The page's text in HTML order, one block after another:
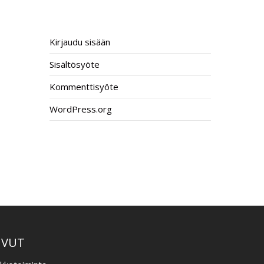
Kirjaudu sisään
Sisältösyöte
Kommenttisyöte
WordPress.org